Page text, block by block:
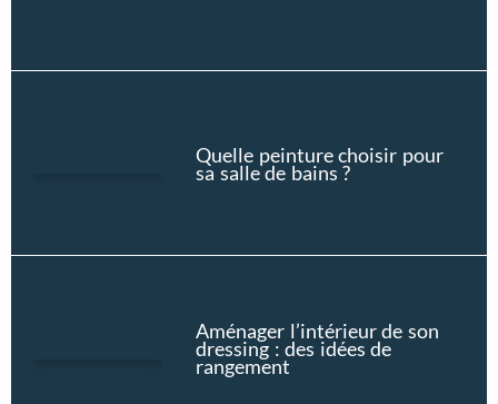
Quelle peinture choisir pour
sa salle de bains ?
Aménager l’intérieur de son
dressing : des idées de
rangement